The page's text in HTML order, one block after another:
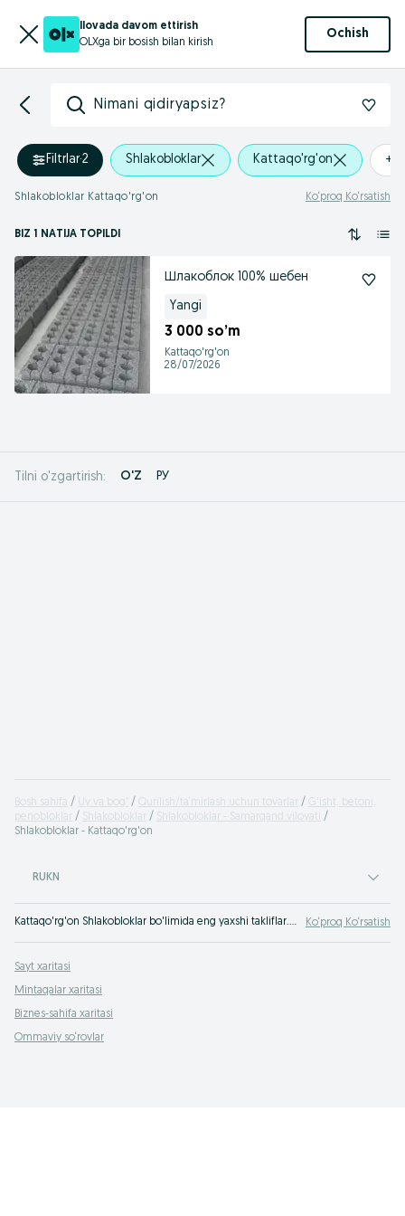
Ilovada davom ettirish
OLXga bir bosish bilan kirish
Ochish
Nimani qidiryapsiz?
Filtrlar·2 Shlakobloklar Kattaqo'rg'on +0
Shlakobloklar Kattaqo'rg'on Ko‘proq Ko‘rsatish
BIZ 1 NATIJA TOPILDI
Шлакоблок 100% шебен
Yangi
3 000 so’m
Kattaqo'rg'on
28/07/2026
Tilni o'zgartirish: O'Z РУ
Bosh sahifa Uy va bog' Qurilish/ta‘mirlash uchun tovarlar
G'isht, betoni,
penobloklar
Shlakobloklar
Shlakobloklar - Samarqand viloyati
Shlakobloklar - Kattaqo'rg'on
RUKN
Kattaqo'rg'on Shlakobloklar bo'limida eng yaxshi takliflar. OLXda hamyonbop narxlarda mahsulot va xizmatlarning katta tanlovi! OLX.uz da ko'plab takliflar! Ko‘proq Ko‘rsatish
Sayt xaritasi
Mintaqalar xaritasi
Biznes-sahifa xaritasi
Ommaviy so‘rovlar